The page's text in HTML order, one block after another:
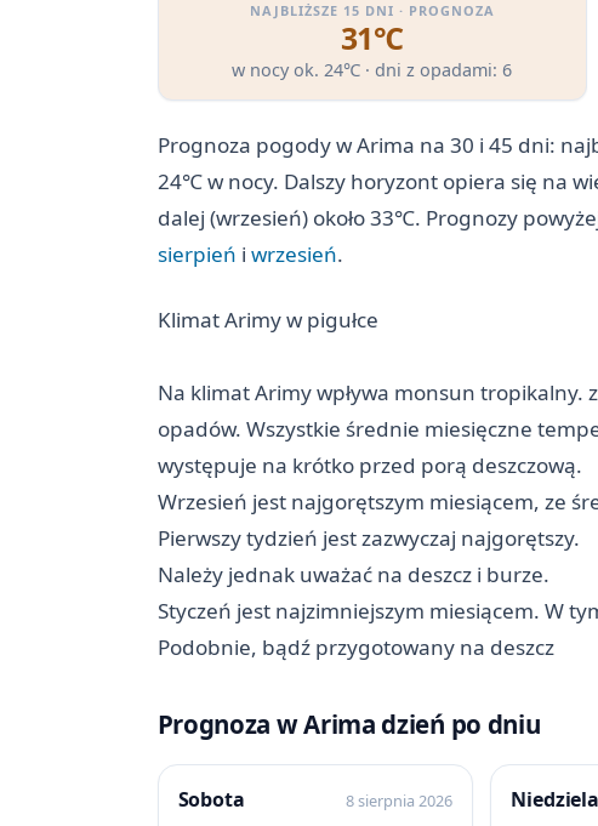
NAJBLIŻSZE 15 DNI · PROGNOZA
31℃
w nocy ok. 24℃ · dni z opadami: 6
Prognoza pogody w Arima na 30 i 45 dni:
24℃ w nocy. Dalszy horyzont opiera się na
dalej (wrzesień) około 33℃. Prognozy
sierpień i wrzesień.
Klimat Arimy w pigułce
Na klimat Arimy wpływa monsun tropikalny.
opadów. Wszystkie średnie miesięczne
występuje na krótko przed porą deszczową.
Wrzesień jest najgorętszym miesiącem, ze
Pierwszy tydzień jest zazwyczaj najgorętszy.
Należy jednak uważać na deszcz i burze.
Styczeń jest najzimniejszym miesiącem. W
Podobnie, bądź przygotowany na deszcz
Prognoza w Arima dzień po dniu
Sobota 8 sierpnia 2026 Niedziela